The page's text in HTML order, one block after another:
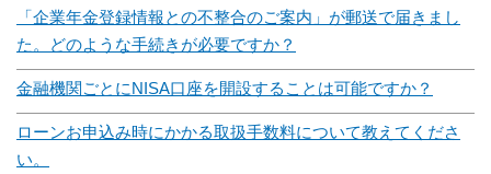
「企業年金登録情報との不整合のご案内」が郵送で届きまし
た。どのような手続きが必要ですか？
金融機関ごとにNISA口座を開設することは可能ですか？
ローンお申込み時にかかる取扱手数料について教えてくださ
い。